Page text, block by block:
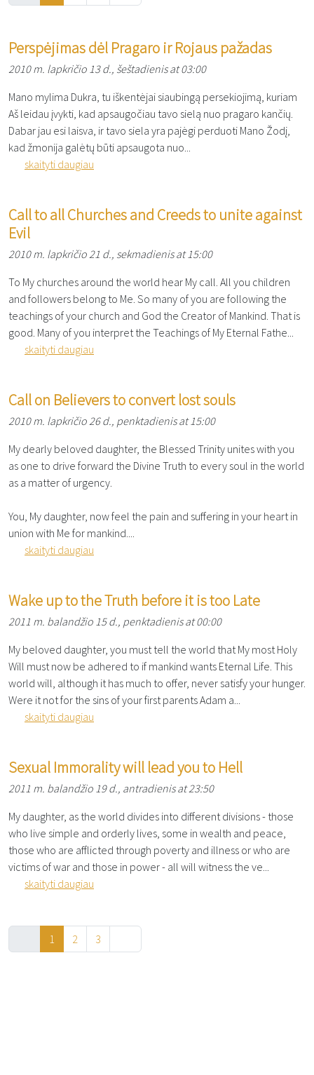
Perspėjimas dėl Pragaro ir Rojaus pažadas
2010 m. lapkričio 13 d., šeštadienis at 03:00
Mano mylima Dukra, tu iškentėjai siaubingą persekiojimą, kuriam
Aš leidau įvykti, kad apsaugočiau tavo sielą nuo pragaro kančių.
Dabar jau esi laisva, ir tavo siela yra pajėgi perduoti Mano Žodį,
kad žmonija galėtų būti apsaugota nuo...
skaityti daugiau
Call to all Churches and Creeds to unite against
Evil
2010 m. lapkričio 21 d., sekmadienis at 15:00
To My churches around the world hear My call. All you children
and followers belong to Me. So many of you are following the
teachings of your church and God the Creator of Mankind. That is
good. Many of you interpret the Teachings of My Eternal Fathe...
skaityti daugiau
Call on Believers to convert lost souls
2010 m. lapkričio 26 d., penktadienis at 15:00
My dearly beloved daughter, the Blessed Trinity unites with you
as one to drive forward the Divine Truth to every soul in the world
as a matter of urgency.
You, My daughter, now feel the pain and suffering in your heart in
union with Me for mankind....
skaityti daugiau
Wake up to the Truth before it is too Late
2011 m. balandžio 15 d., penktadienis at 00:00
My beloved daughter, you must tell the world that My most Holy
Will must now be adhered to if mankind wants Eternal Life. This
world will, although it has much to offer, never satisfy your hunger.
Were it not for the sins of your first parents Adam a...
skaityti daugiau
Sexual Immorality will lead you to Hell
2011 m. balandžio 19 d., antradienis at 23:50
My daughter, as the world divides into different divisions - those
who live simple and orderly lives, some in wealth and peace,
those who are afflicted through poverty and illness or who are
victims of war and those in power - all will witness the ve...
skaityti daugiau
1 2 3